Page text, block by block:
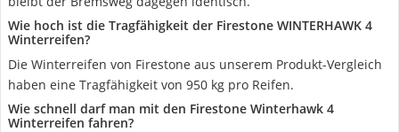
Wie hoch ist die Tragfähigkeit der Firestone WINTERHAWK 4
Winterreifen?
Die Winterreifen von Firestone aus unserem Produkt-Vergleich
haben eine Tragfähigkeit von 950 kg pro Reifen.
Wie schnell darf man mit den Firestone Winterhawk 4
Winterreifen fahren?